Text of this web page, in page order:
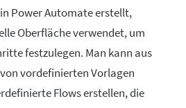
Power Automate erstellt,
Oberfläche verwendet, um
festzulegen. Man kann aus
vordefinierten Vorlagen
Flows erstellen, die